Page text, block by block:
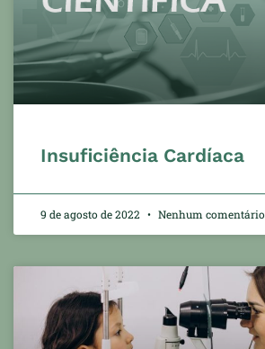
Insuficiência Cardíaca
9 de agosto de 2022 Nenhum comentário